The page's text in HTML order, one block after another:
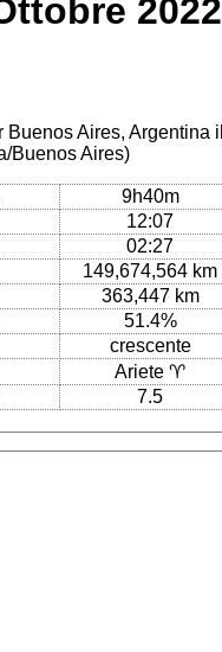
2022
Aires, Argentina il
Buenos Aires)
9h40m
12:07
02:27
149,674,564 km
363,447 km
51.4%
crescente
Ariete ♈
7.5